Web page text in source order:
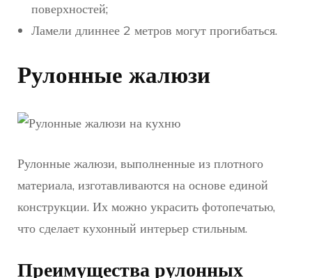
поверхностей;
Ламели длиннее 2 метров могут прогибаться.
Рулонные жалюзи
Рулонные жалюзи, выполненные из плотного
материала, изготавливаются на основе единой
конструкции. Их можно украсить фотопечатью,
что сделает кухонный интерьер стильным.
Преимущества рулонных